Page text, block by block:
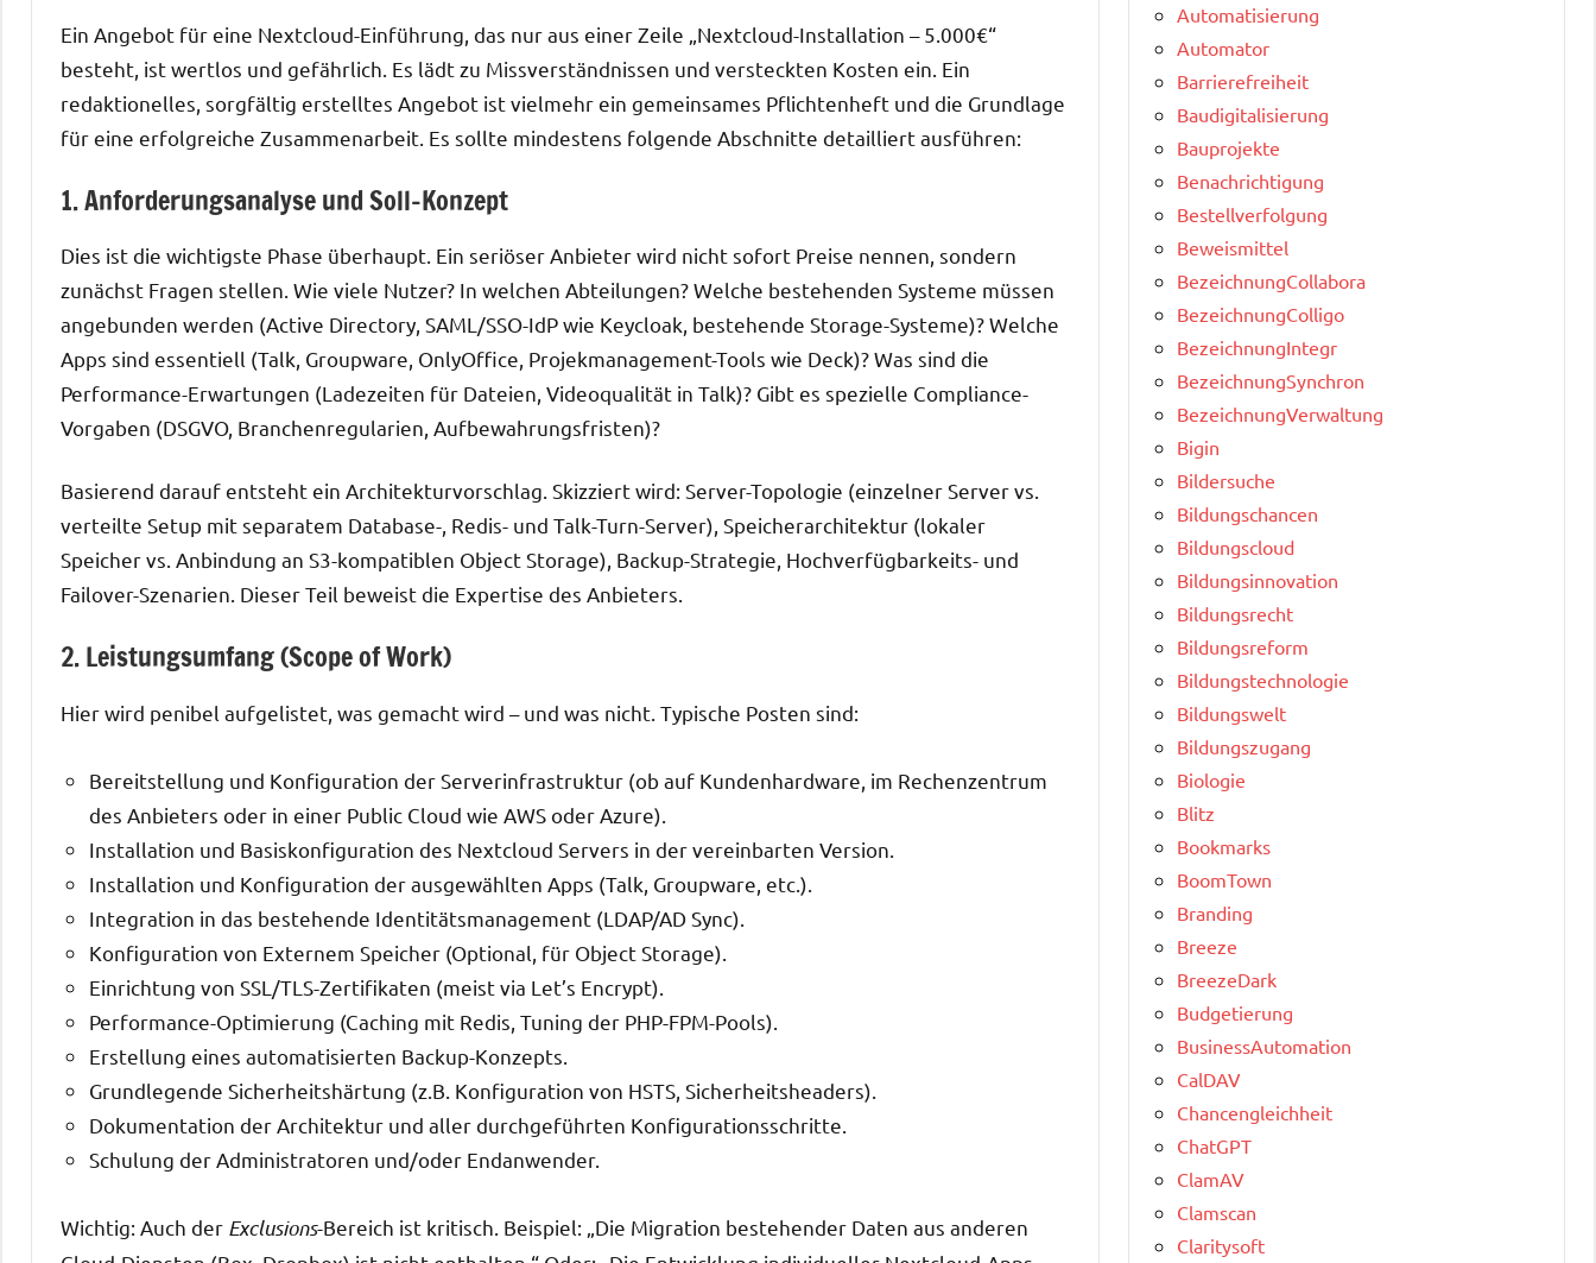
Ein Angebot für eine Nextcloud-Einführung, das nur aus einer Zeile „Nextcloud-Installation – 5.000€“
besteht, ist wertlos und gefährlich. Es lädt zu Missverständnissen und versteckten Kosten ein. Ein
redaktionelles, sorgfältig erstelltes Angebot ist vielmehr ein gemeinsames Pflichtenheft und die Grundlage
für eine erfolgreiche Zusammenarbeit. Es sollte mindestens folgende Abschnitte detailliert ausführen:
1. Anforderungsanalyse und Soll-Konzept
Dies ist die wichtigste Phase überhaupt. Ein seriöser Anbieter wird nicht sofort Preise nennen, sondern
zunächst Fragen stellen. Wie viele Nutzer? In welchen Abteilungen? Welche bestehenden Systeme müssen
angebunden werden (Active Directory, SAML/SSO-IdP wie Keycloak, bestehende Storage-Systeme)? Welche
Apps sind essentiell (Talk, Groupware, OnlyOffice, Projekmanagement-Tools wie Deck)? Was sind die
Performance-Erwartungen (Ladezeiten für Dateien, Videoqualität in Talk)? Gibt es spezielle Compliance-
Vorgaben (DSGVO, Branchenregularien, Aufbewahrungsfristen)?
Basierend darauf entsteht ein Architekturvorschlag. Skizziert wird: Server-Topologie (einzelner Server vs.
verteilte Setup mit separatem Database-, Redis- und Talk-Turn-Server), Speicherarchitektur (lokaler
Speicher vs. Anbindung an S3-kompatiblen Object Storage), Backup-Strategie, Hochverfügbarkeits- und
Failover-Szenarien. Dieser Teil beweist die Expertise des Anbieters.
2. Leistungsumfang (Scope of Work)
Hier wird penibel aufgelistet, was gemacht wird – und was nicht. Typische Posten sind:
Bereitstellung und Konfiguration der Serverinfrastruktur (ob auf Kundenhardware, im Rechenzentrum
des Anbieters oder in einer Public Cloud wie AWS oder Azure).
Installation und Basiskonfiguration des Nextcloud Servers in der vereinbarten Version.
Installation und Konfiguration der ausgewählten Apps (Talk, Groupware, etc.).
Integration in das bestehende Identitätsmanagement (LDAP/AD Sync).
Konfiguration von Externem Speicher (Optional, für Object Storage).
Einrichtung von SSL/TLS-Zertifikaten (meist via Let’s Encrypt).
Performance-Optimierung (Caching mit Redis, Tuning der PHP-FPM-Pools).
Erstellung eines automatisierten Backup-Konzepts.
Grundlegende Sicherheitshärtung (z.B. Konfiguration von HSTS, Sicherheitsheaders).
Dokumentation der Architektur und aller durchgeführten Konfigurationsschritte.
Schulung der Administratoren und/oder Endanwender.
Wichtig: Auch der Exclusions-Bereich ist kritisch. Beispiel: „Die Migration bestehender Daten aus anderen
Automatisierung
Automator
Barrierefreiheit
Baudigitalisierung
Bauprojekte
Benachrichtigung
Bestellverfolgung
Beweismittel
BezeichnungCollabora
BezeichnungColligo
BezeichnungIntegr
BezeichnungSynchron
BezeichnungVerwaltung
Bigin
Bildersuche
Bildungschancen
Bildungscloud
Bildungsinnovation
Bildungsrecht
Bildungsreform
Bildungstechnologie
Bildungswelt
Bildungszugang
Biologie
Blitz
Bookmarks
BoomTown
Branding
Breeze
BreezeDark
Budgetierung
BusinessAutomation
CalDAV
Chancengleichheit
ChatGPT
ClamAV
Clamscan
Claritysoft